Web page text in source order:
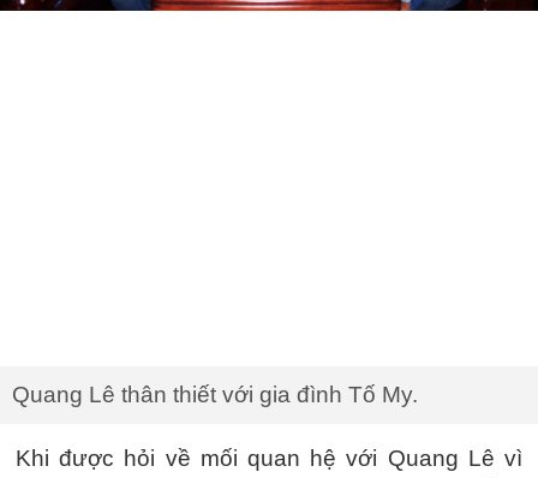
Quang Lê thân thiết với gia đình Tố My.
Khi được hỏi về mối quan hệ với Quang Lê vì